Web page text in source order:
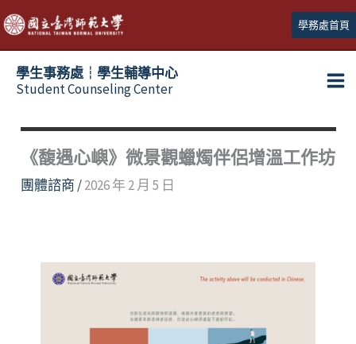
跳
至
主
學務處首頁
學生事務處┆學生輔導中心
Student Counseling Center
《馥遇心嶼》微景觀蠟燭伴侶增溫工作坊
團體諮商 /2026 年 2 月 5 日